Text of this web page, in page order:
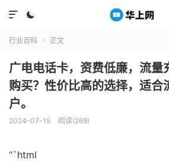


行业百科  正文
广电电话卡，资费低廉，流量
购买？性价比高的选择，适合
户。
2024-07-15 阅读(269)
“`html